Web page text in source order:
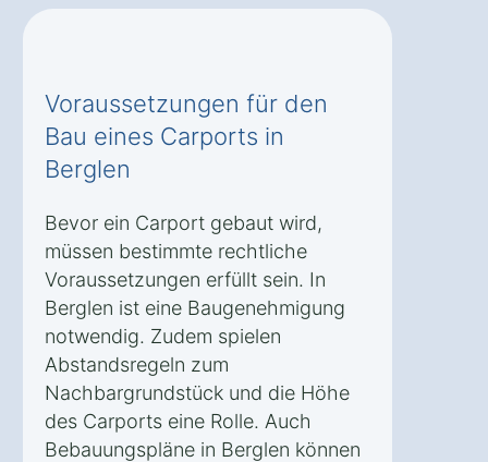
Voraussetzungen für den
Bau eines Carports in
Berglen
Bevor ein Carport gebaut wird,
müssen bestimmte rechtliche
Voraussetzungen erfüllt sein. In
Berglen ist eine Baugenehmigung
notwendig. Zudem spielen
Abstandsregeln zum
Nachbargrundstück und die Höhe
des Carports eine Rolle. Auch
Bebauungspläne in Berglen können